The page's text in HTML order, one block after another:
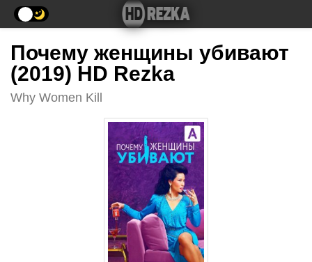
Почему женщины убивают
(2019) HD Rezka
Why Women Kill